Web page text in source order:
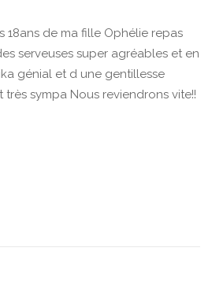
18ans de ma fille Ophélie repas
serveuses super agréables et en
génial et d une gentillesse
sympa Nous reviendrons vite!!